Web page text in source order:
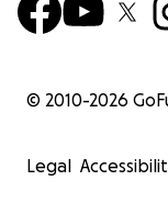
© 2010-2026
Legal